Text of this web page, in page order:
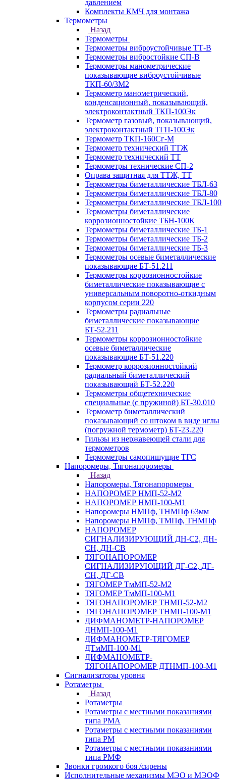
давлением
Комплекты КМЧ для монтажа
Термометры
Назад
Термометры
Термометры виброустойчивые ТТ-В
Термометры вибростойкие СП-В
Термометры манометрические
показывающие виброустойчивые
ТКП-60/3М2
Термометр манометрический,
конденсационный, показывающий,
электроконтактный ТКП-100Эк
Термометр газовый, показывающий,
электроконтактный ТГП-100Эк
Термометр ТКП-160Сг-М
Термометр технический ТТЖ
Термометр технический ТТ
Термометры технические СП-2
Оправа защитная для ТТЖ, ТТ
Термометры биметаллические ТБЛ-63
Термометры биметаллические ТБЛ-80
Термометры биметаллические ТБЛ-100
Термометры биметаллические
коррозионностойкие ТБН-100К
Термометры биметаллические ТБ-1
Термометры биметаллические ТБ-2
Термометры биметаллические ТБ-3
Термометры осевые биметаллические
показывающие БТ-51.211
Термометры коррозионностойкие
биметаллические показывающие с
универсальным поворотно-откидным
корпусом серии 220
Термометры радиальные
биметаллические показывающие
БТ-52.211
Термометры коррозионностойкие
осевые биметаллические
показывающие БТ-51.220
Термометр коррозионностойкий
радиальный биметаллический
показывающий БТ-52.220
Термометры общетехнические
специальные (с пружиной) БТ-30.010
Термометр биметаллический
показывающий со штоком в виде иглы
(погружной термометр) БТ-23.220
Гильзы из нержавеющей стали для
термометров
Термометры самопишущие ТГС
Напоромеры, Тягонапоромеры
Назад
Напоромеры, Тягонапоромеры
НАПОРОМЕР НМП-52-М2
НАПОРОМЕР НМП-100-М1
Напоромеры НМПф, ТНМПф 63мм
Напоромеры НМПф, ТМПф, ТНМПф
НАПОРОМЕР
СИГНАЛИЗИРУЮЩИЙ ДН-С2, ДН-
СН, ДН-СВ
ТЯГОНАПОРОМЕР
СИГНАЛИЗИРУЮЩИЙ ДГ-С2, ДГ-
СН, ДГ-СВ
ТЯГОМЕР ТмМП-52-М2
ТЯГОМЕР ТмМП-100-М1
ТЯГОНАПОРОМЕР ТНМП-52-М2
ТЯГОНАПОРОМЕР ТНМП-100-М1
ДИФМАНОМЕТР-НАПОРОМЕР
ДНМП-100-М1
ДИФМАНОМЕТР-ТЯГОМЕР
ДТмМП-100-М1
ДИФМАНОМЕТР-
ТЯГОНАПОРОМЕР ДТНМП-100-М1
Сигнализаторы уровня
Ротаметры
Назад
Ротаметры
Ротаметры с местными показаниями
типа РМА
Ротаметры с местными показаниями
типа РМ
Ротаметры с местными показаниями
типа РМФ
Звонки громкого боя /сирены
Исполнительные механизмы МЭО и МЭОФ